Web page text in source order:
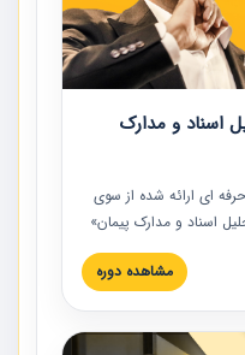
اسناد و مدارک
ای ارائه شده از سوی
اسناد و مدارک پیمان»
شد. در این آموزش
اولویت بندی اسناد
خصوص ارائه شده است.
مشاهده دوره